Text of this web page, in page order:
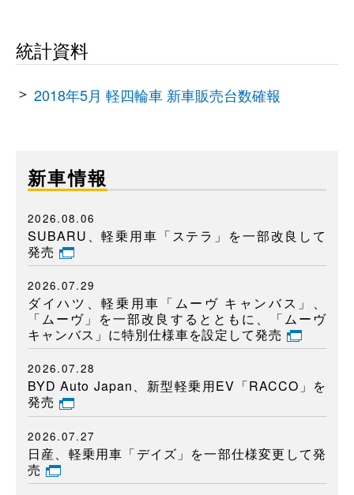
統計資料
2018年5月 軽四輪車 新車販売台数確報
新車情報
2026.08.06
SUBARU、軽乗用車「ステラ」を一部改良して
発売
2026.07.29
ダイハツ、軽乗用車「ムーヴ キャンバス」、
「ムーヴ」を一部改良するとともに、「ムーヴ
キャンバス」に特別仕様車を設定して発売
2026.07.28
BYD Auto Japan、新型軽乗用EV「RACCO」を
発売
2026.07.27
日産、軽乗用車「デイズ」を一部仕様変更して発
売